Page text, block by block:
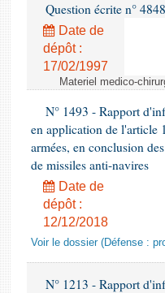
Question écrite n°
Date de
dépôt :
17/02/1997
Materiel medico-
N° 1493 - Rapport
en application de l'article
armées, en conclusion
de missiles anti-navires
Date de
dépôt :
12/12/2018
Voir le dossier (Défense :
N° 1213 - Rapport